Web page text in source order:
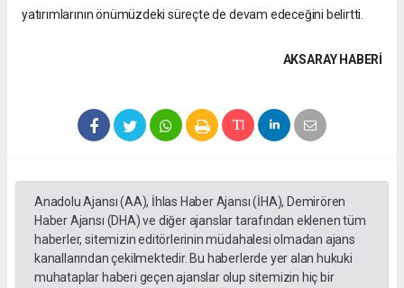
yatırımlarının önümüzdeki süreçte de devam edeceğini belirtti.
AKSARAY HABERİ
Anadolu Ajansı (AA), İhlas Haber Ajansı (İHA), Demirören
Haber Ajansı (DHA) ve diğer ajanslar tarafından eklenen tüm
haberler, sitemizin editörlerinin müdahalesi olmadan ajans
kanallarından çekilmektedir. Bu haberlerde yer alan hukuki
muhataplar haberi geçen ajanslar olup sitemizin hiç bir